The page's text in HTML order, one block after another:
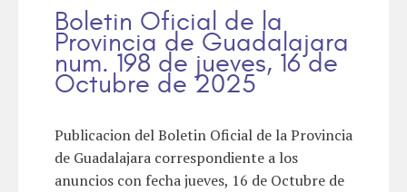
Boletin Oficial de la
Provincia de Guadalajara
num. 198 de jueves, 16 de
Octubre de 2025
Publicacion del Boletin Oficial de la Provincia
de Guadalajara correspondiente a los
anuncios con fecha jueves, 16 de Octubre de